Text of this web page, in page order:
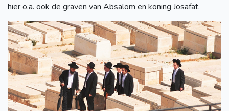
hier o.a. ook de graven van Absalom en koning Josafat.